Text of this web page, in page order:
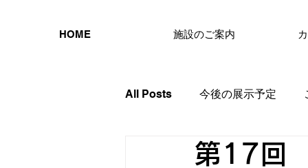
HOME 施設のご案内
All Posts 今後の展示予定
第17回